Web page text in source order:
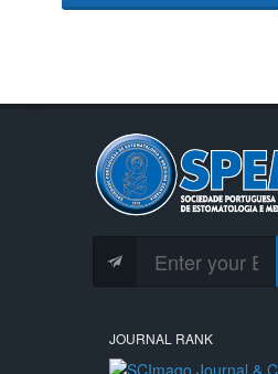
JOURNAL RANK